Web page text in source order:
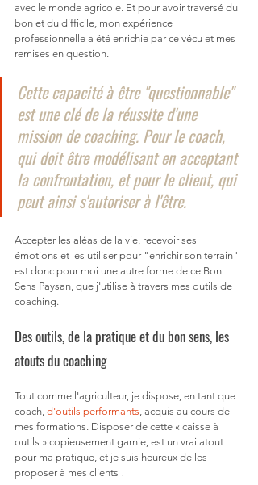
avec le monde agricole. Et pour avoir traversé du
bon et du difficile, mon expérience
professionnelle a été enrichie par ce vécu et mes
remises en question.
Cette capacité à être "questionnable"
est une clé de la réussite d'une
mission de coaching. Pour le coach,
qui doit être modélisant en acceptant
la confrontation, et pour le client, qui
peut ainsi s'autoriser à l'être.
Accepter les aléas de la vie, recevoir ses
émotions et les utiliser pour "enrichir son terrain"
est donc pour moi une autre forme de ce Bon
Sens Paysan, que j'utilise à travers mes outils de
coaching.
Des outils, de la pratique et du bon sens, les
atouts du coaching
Tout comme l'agriculteur, je dispose, en tant que
coach, d'outils performants, acquis au cours de
mes formations. Disposer de cette « caisse à
outils » copieusement garnie, est un vrai atout
pour ma pratique, et je suis heureux de les
proposer à mes clients !